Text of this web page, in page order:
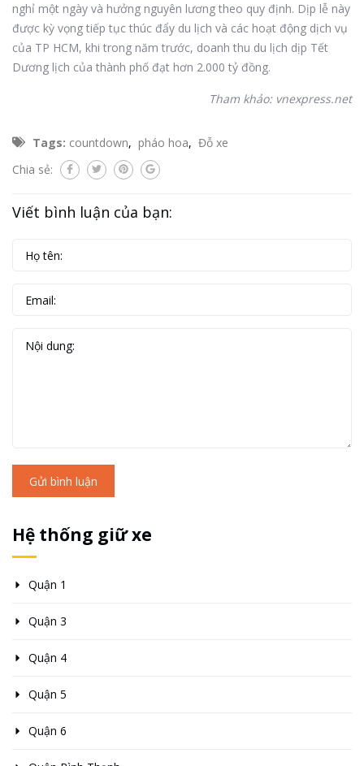
nghỉ một ngày và hưởng nguyên lương theo quy định. Dịp lễ này
được kỳ vọng tiếp tục thúc đẩy du lịch và các hoạt động dịch vụ
của TP HCM, khi trong năm trước, doanh thu du lịch dịp Tết
Dương lịch của thành phố đạt hơn 2.000 tỷ đồng.
Tham khảo: vnexpress.net
Tags: countdown, pháo hoa, Đỗ xe
Chia sẻ:
Viết bình luận của bạn:
Gửi bình luận
Hệ thống giữ xe
Quận 1
Quận 3
Quận 4
Quận 5
Quận 6